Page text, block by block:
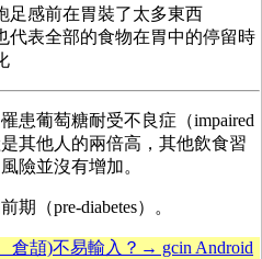
足感前在胃裝了太多東西
代表全部的食物在胃中的停留時
罹患葡萄糖耐受不良症（impaired
是其他人的兩倍高，其他飲食習
險並沒有增加。
（pre-diabetes）。
倉頡)不易輸入？→ gcin Android